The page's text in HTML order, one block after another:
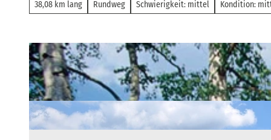
38,08 km lang Rundweg Schwierigkeit: mittel Kondition: